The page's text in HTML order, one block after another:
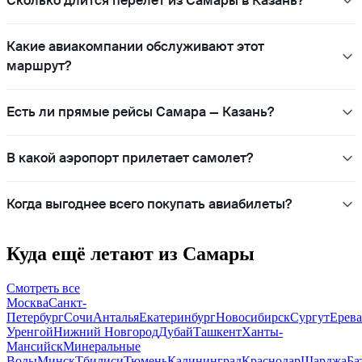
Какие авиакомпании обслуживают этот
маршрут?
Есть ли прямые рейсы Самара — Казань?
В какой аэропорт прилетает самолет?
Когда выгоднее всего покупать авиабилеты?
Куда ещё летают из Самары
Смотреть все
МоскваСанкт-
ПетербургСочиАнтальяЕкатеринбургНовосибирскСургут
УренгойНижний НовгородДубайТашкентХанты-
МансийскМинеральные